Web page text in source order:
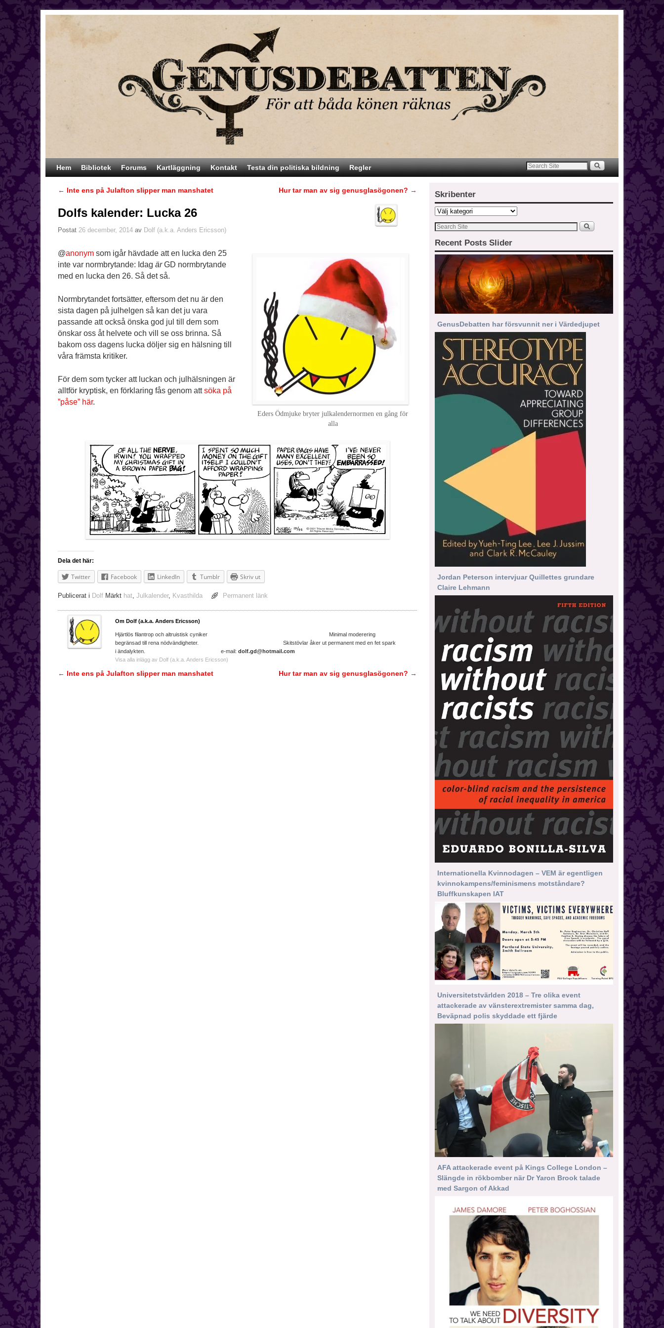
Hoppa till huvudinnehåll
Hoppa till sekundärt innehåll
Hem Bibliotek Forums Kartläggning Kontakt Testa din politiska bildning Regler
Inläggsnavigering
← Inte ens på Julafton slipper man manshatet Hur tar man av sig genusglasögonen? →
Dolfs kalender: Lucka 26
Postat 26 december, 2014 av Dolf (a.k.a. Anders Ericsson)
Eders Ödmjuke bryter julkalendernormen en gång för
alla
@anonym som igår hävdade att en lucka den 25
inte var normbrytande: Idag ärGD normbrytande
med en lucka den 26. Så det så.
Normbrytandet fortsätter, eftersom det nu är den
sista dagen på julhelgen så kan det ju vara
passande att också önska god jul till dem som
önskar oss åt helvete och vill se oss brinna. Så
bakom oss dagens lucka döljer sig en hälsning till
våra främsta kritiker.
För dem som tycker att luckan och julhälsningen är
alltför kryptisk, en förklaring fås genom attsöka på
”påse” här.
Dela det här:
Twitter Facebook LinkedIn Tumblr Skriv ut
Publicerat i Dolf Märkt hat, Julkalender, Kvasthilda Permanent länk
Om Dolf (a.k.a. Anders Ericsson)
Hjärtlös filantrop och altruistisk cyniker Minimal moderering
begränsad till rena nödvändigheter. Skitstövlar åker ut permanent med en fet spark
i ändalykten. e-mail: dolf.gd@hotmail.com
Visa alla inlägg av Dolf (a.k.a. Anders Ericsson)
Inläggsnavigering
← Inte ens på Julafton slipper man manshatet Hur tar man av sig genusglasögonen? →
Skribenter
Recent Posts Slider
GenusDebatten har försvunnit ner i Värdedjupet
Jordan Peterson intervjuar Quillettes grundare
Claire Lehmann
Internationella Kvinnodagen – VEM är egentligen
kvinnokampens/feminismens motståndare?
Bluffkunskapen IAT
Universitetstvärlden 2018 – Tre olika event
attackerade av vänsterextremister samma dag,
Beväpnad polis skyddade ett fjärde
AFA attackerade event på Kings College London –
Slängde in rökbomber när Dr Yaron Brook talade
med Sargon of Akkad